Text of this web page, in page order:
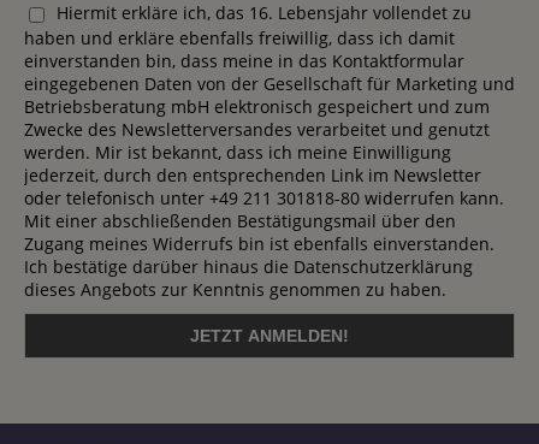
Hiermit erkläre ich, das 16. Lebensjahr vollendet zu
haben und erkläre ebenfalls freiwillig, dass ich damit
einverstanden bin, dass meine in das Kontaktformular
eingegebenen Daten von der Gesellschaft für Marketing und
Betriebsberatung mbH elektronisch gespeichert und zum
Zwecke des Newsletterversandes verarbeitet und genutzt
werden. Mir ist bekannt, dass ich meine Einwilligung
jederzeit, durch den entsprechenden Link im Newsletter
oder telefonisch unter +49 211 301818-80 widerrufen kann.
Mit einer abschließenden Bestätigungsmail über den
Zugang meines Widerrufs bin ist ebenfalls einverstanden.
Ich bestätige darüber hinaus die Datenschutzerklärung
dieses Angebots zur Kenntnis genommen zu haben.